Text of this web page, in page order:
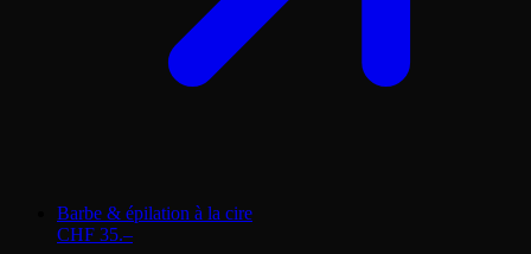
Barbe & épilation à la cire
CHF 35.–